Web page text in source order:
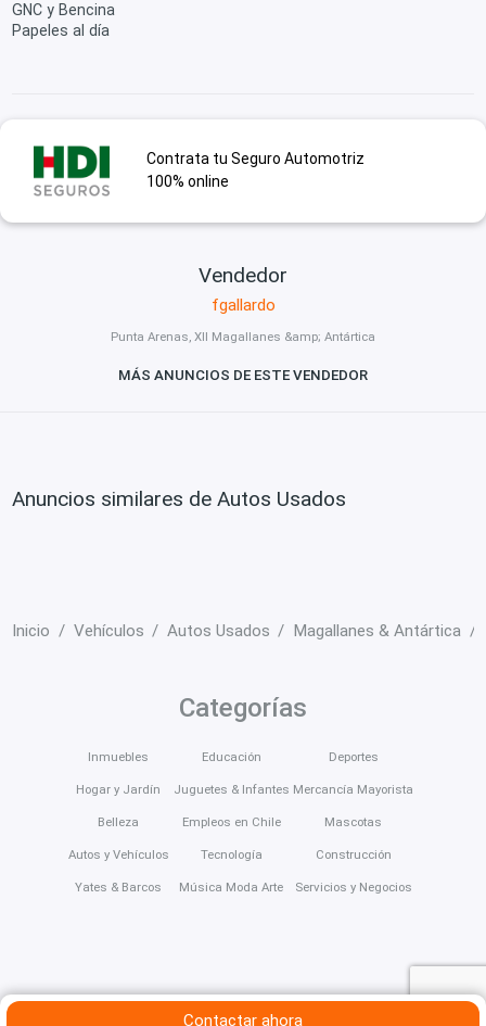
GNC y Bencina
Papeles al día
Contrata tu Seguro Automotriz
100% online
Vendedor
fgallardo
Punta Arenas, XII Magallanes &amp; Antártica
MÁS ANUNCIOS DE ESTE VENDEDOR
Anuncios similares de Autos Usados
Inicio Vehículos Autos Usados Magallanes & Antártica
Contactar ahora
Categorías
Inmuebles
Hogar y Jardín
Belleza
Autos y Vehículos
Yates & Barcos
Educación
Juguetes & Infantes
Empleos en Chile
Tecnología
Música Moda Arte
Deportes
Mercancía Mayorista
Mascotas
Construcción
Servicios y Negocios